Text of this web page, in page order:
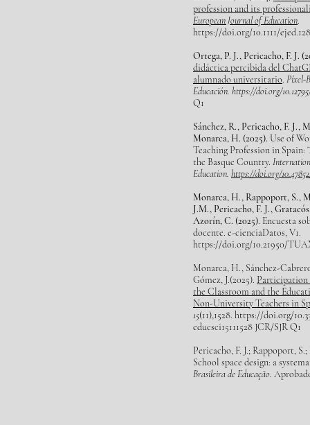
profession and its
European Journal of Education.
https://doi.org/10.1111/
Ortega, P. J., Pericacho, F. J.
didáctica percibida del
alumnado universitario. Píxel-
Educación. https://doi.org/
Q1
Sánchez, R., Pericacho, F. J.,
Monarca, H. (2025). Use of
Teaching Profession in Spain:
the Basque Country.
Education. https://doi.org/
Monarca, H., Rappoport, S.,
J.M., Pericacho, F. J.,
Azorín, C. (2025). Encuesta
docente. e-cienciaDatos, V1.
https://doi.org/10.21950/
Monarca, H., Sánchez-
Gómez, J.(2025). Participation
the Classroom and the
Non-University Teachers in
15(11),1528. https://doi.org/
educsci15111528 JCR/SJR Q1
Pericacho, F. J.; Rappoport,
School space design: a
Brasileira de Educação.